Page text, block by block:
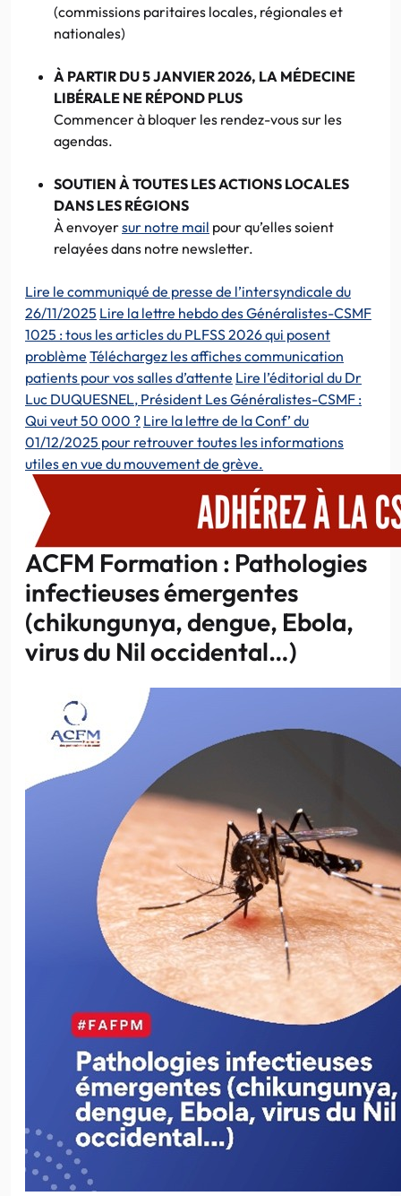
(commissions paritaires locales, régionales et
nationales)
À PARTIR DU 5 JANVIER 2026, LA MÉDECINE
LIBÉRALE NE RÉPOND PLUS
Commencer à bloquer les rendez-vous sur les
agendas.
SOUTIEN À TOUTES LES ACTIONS LOCALES
DANS LES RÉGIONS
À envoyersur notre mail pour qu’elles soient
relayées dans notre newsletter.
Lire le communiqué de presse de l’intersyndicale du
26/11/2025 Lire la lettre hebdo des Généralistes-CSMF
1025 : tous les articles du PLFSS 2026 qui posent
problème Téléchargez les affiches communication
patients pour vos salles d’attente Lire l’éditorial du Dr
Luc DUQUESNEL, Président Les Généralistes-CSMF :
Qui veut 50 000 ? Lire la lettre de la Conf’ du
01/12/2025 pour retrouver toutes les informations
utiles en vue du mouvement de grève.
ACFM Formation : Pathologies
infectieuses émergentes
(chikungunya, dengue, Ebola,
virus du Nil occidental…)